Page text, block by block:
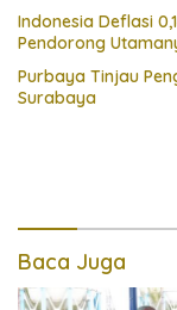
Indonesia Deflasi
Pendorong
Purbaya Tinjau
Surabaya
Baca Juga